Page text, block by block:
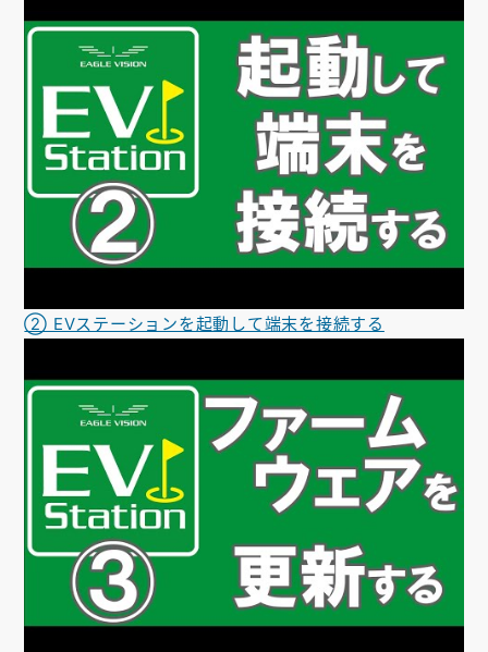
公式オンラインショップ
② EVステーションを起動して端末を接続する